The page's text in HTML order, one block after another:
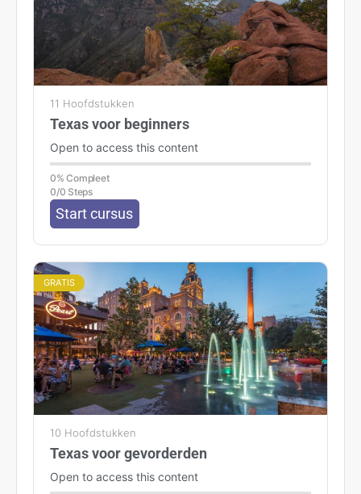
11 Hoofdstukken
Texas voor beginners
Open to access this content
0% Compleet
0/0 Steps
Start cursus
GRATIS
10 Hoofdstukken
Texas voor gevorderden
Open to access this content